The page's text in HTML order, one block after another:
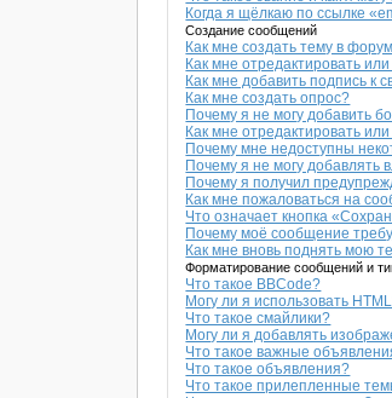
Когда я щёлкаю по ссылке
Создание сообщений
Как мне создать тему в
Как мне отредактировать
Как мне добавить подпись к
Как мне создать опрос?
Почему я не могу добавить
Как мне отредактировать
Почему мне недоступны
Почему я не могу добавлять
Почему я получил
Как мне пожаловаться на
Что означает кнопка
Почему моё сообщение
Как мне вновь поднять мою
Форматирование сообщений и
Что такое BBCode?
Могу ли я использовать
Что такое смайлики?
Могу ли я добавлять
Что такое важные
Что такое объявления?
Что такое прилепленные